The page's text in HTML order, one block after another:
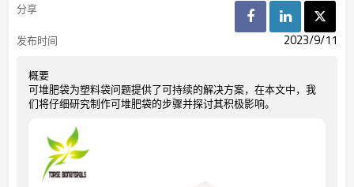
分享
发布时间
2023/9/11
概要
可堆肥袋为塑料袋问题提供了可持续的解决方案，在本文中，我
们将仔细研究制作可堆肥袋的步骤并探讨其积极影响。